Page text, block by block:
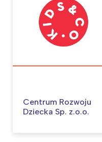
Centrum Rozwoju
Dziecka Sp. z.o.o.